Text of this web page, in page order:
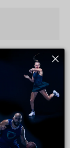
et
une bonne
importante !
volley-ball,j'ai
tant sur
blessure